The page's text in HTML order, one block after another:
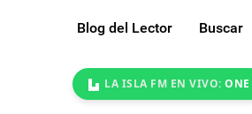
Blog del Lector Buscar
LA ISLA FM EN VIVO: ONE